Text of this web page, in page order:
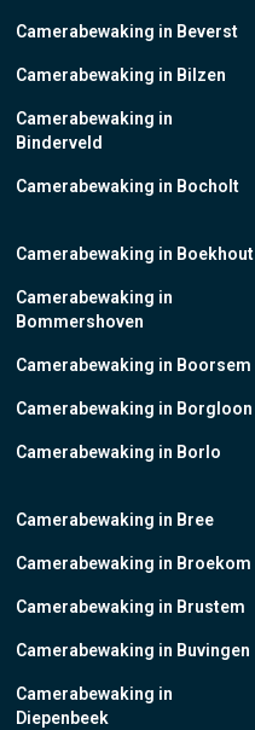
Camerabewaking in Beverst
Camerabewaking in Bilzen
Camerabewaking in
Binderveld
Camerabewaking in Bocholt
Camerabewaking in Boekhout
Camerabewaking in
Bommershoven
Camerabewaking in Boorsem
Camerabewaking in Borgloon
Camerabewaking in Borlo
Camerabewaking in Bree
Camerabewaking in Broekom
Camerabewaking in Brustem
Camerabewaking in Buvingen
Camerabewaking in
Diepenbeek